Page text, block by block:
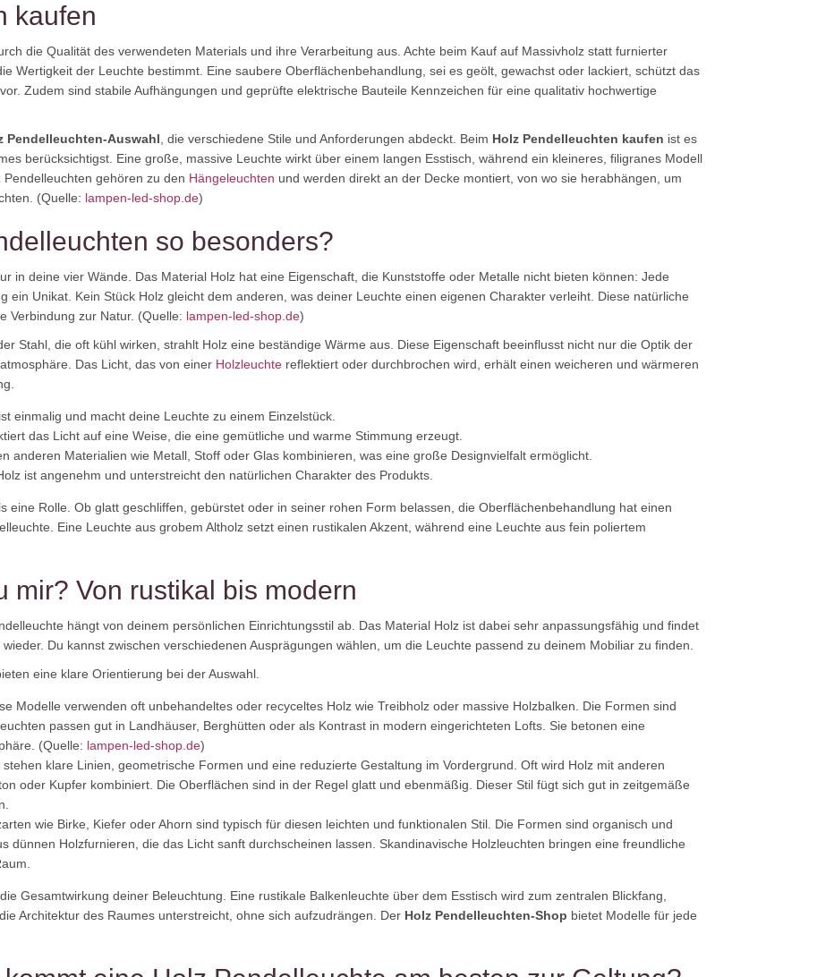
kaufen
die Qualität des verwendeten Materials und ihre Verarbeitung aus. Achte beim Kauf auf Massivholz statt furnierter
Wertigkeit der Leuchte bestimmt. Eine saubere Oberflächenbehandlung, sei es geölt, gewachst oder lackiert, schützt das
Zudem sind stabile Aufhängungen und geprüfte elektrische Bauteile Kennzeichen für eine qualitativ hochwertige
Pendelleuchten-Auswahl , die verschiedene Stile und Anforderungen abdeckt. Beim Holz Pendelleuchten kaufen ist es
berücksichtigst. Eine große, massive Leuchte wirkt über einem langen Esstisch, während ein kleineres, filigranes Modell
gehören zu den Hängeleuchten und werden direkt an der Decke montiert, von wo sie herabhängen, um
(Quelle: lampen-led-shop.de)
so besonders?
in deine vier Wände. Das Material Holz hat eine Eigenschaft, die Kunststoffe oder Metalle nicht bieten können: Jede
ein Unikat. Kein Stück Holz gleicht dem anderen, was deiner Leuchte einen eigenen Charakter verleiht. Diese natürliche
Verbindung zur Natur. (Quelle: lampen-led-shop.de)
Stahl, die oft kühl wirken, strahlt Holz eine beständige Wärme aus. Diese Eigenschaft beeinflusst nicht nur die Optik der
Das Licht, das von einer Holzleuchte reflektiert oder durchbrochen wird, erhält einen weicheren und wärmeren
einmalig und macht deine Leuchte zu einem Einzelstück.
das Licht auf eine Weise, die eine gemütliche und warme Stimmung erzeugt.
anderen Materialien wie Metall, Stoff oder Glas kombinieren, was eine große Designvielfalt ermöglicht.
ist angenehm und unterstreicht den natürlichen Charakter des Produkts.
eine Rolle. Ob glatt geschliffen, gebürstet oder in seiner rohen Form belassen, die Oberflächenbehandlung hat einen
Eine Leuchte aus grobem Altholz setzt einen rustikalen Akzent, während eine Leuchte aus fein poliertem
mir? Von rustikal bis modern
hängt von deinem persönlichen Einrichtungsstil ab. Das Material Holz ist dabei sehr anpassungsfähig und findet
Du kannst zwischen verschiedenen Ausprägungen wählen, um die Leuchte passend zu deinem Mobiliar zu finden.
eine klare Orientierung bei der Auswahl.
Modelle verwenden oft unbehandeltes oder recyceltes Holz wie Treibholz oder massive Holzbalken. Die Formen sind
passen gut in Landhäuser, Berghütten oder als Kontrast in modern eingerichteten Lofts. Sie betonen eine
(Quelle: lampen-led-shop.de)
stehen klare Linien, geometrische Formen und eine reduzierte Gestaltung im Vordergrund. Oft wird Holz mit anderen
oder Kupfer kombiniert. Die Oberflächen sind in der Regel glatt und ebenmäßig. Dieser Stil fügt sich gut in zeitgemäße
wie Birke, Kiefer oder Ahorn sind typisch für diesen leichten und funktionalen Stil. Die Formen sind organisch und
dünnen Holzfurnieren, die das Licht sanft durchscheinen lassen. Skandinavische Holzleuchten bringen eine freundliche
Gesamtwirkung deiner Beleuchtung. Eine rustikale Balkenleuchte über dem Esstisch wird zum zentralen Blickfang,
Architektur des Raumes unterstreicht, ohne sich aufzudrängen. Der Holz Pendelleuchten-Shop bietet Modelle für jede